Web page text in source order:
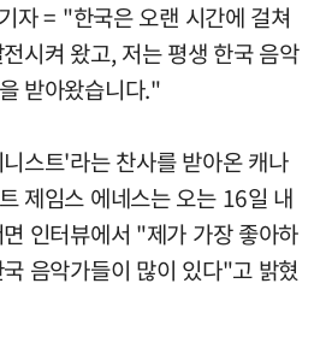
자 = "한국은 오랜 시간에 걸쳐
시켜 왔고, 저는 평생 한국 음악
받아왔습니다."
스트'라는 찬사를 받아온 캐나
제임스 에네스는 오는 16일 내
인터뷰에서 "제가 가장 좋아하
음악가들이 많이 있다"고 밝혔